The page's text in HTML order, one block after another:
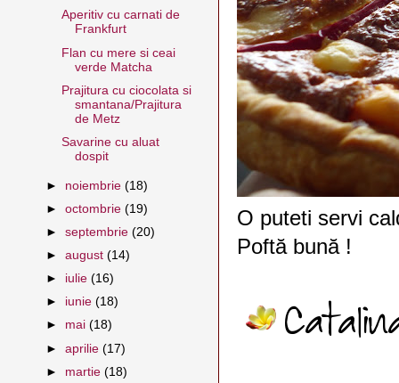
O puteti servi
Poftă bună !
Aperitiv cu carnati de
Frankfurt
Flan cu mere si ceai
verde Matcha
Prajitura cu ciocolata si
smantana/Prajitura
de Metz
Savarine cu aluat
dospit
► noiembrie(18)
►octombrie(19)
►septembrie(20)
►august(14)
► iulie(16)
► iunie(18)
► mai(18)
►aprilie(17)
► martie(18)